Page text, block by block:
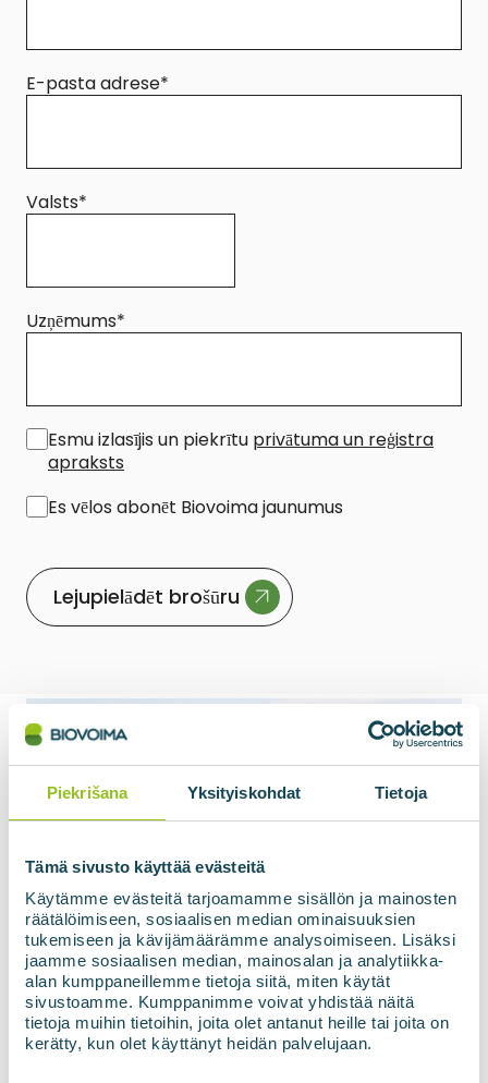
Piekrišana Yksityiskohdat Tietoja
Tämä sivusto käyttää evästeitä
Käytämme evästeitä tarjoamamme sisällön ja mainosten
räätälöimiseen, sosiaalisen median ominaisuuksien
tukemiseen ja kävijämäärämme analysoimiseen. Lisäksi
jaamme sosiaalisen median, mainosalan ja analytiikka-
alan kumppaneillemme tietoja siitä, miten käytät
sivustoamme. Kumppanimme voivat yhdistää näitä
tietoja muihin tietoihin, joita olet antanut heille tai joita on
kerätty, kun olet käyttänyt heidän palvelujaan.
E-pasta adrese*
Valsts*
Uzņēmums*
* Esmu izlasījis un piekrītu privātuma un reģistra
apraksts
Es vēlos abonēt Biovoima jaunumus